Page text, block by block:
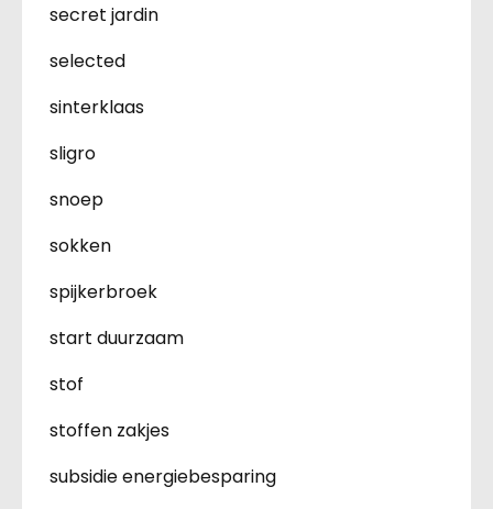
secret jardin
selected
sinterklaas
sligro
snoep
sokken
spijkerbroek
start duurzaam
stof
stoffen zakjes
subsidie energiebesparing